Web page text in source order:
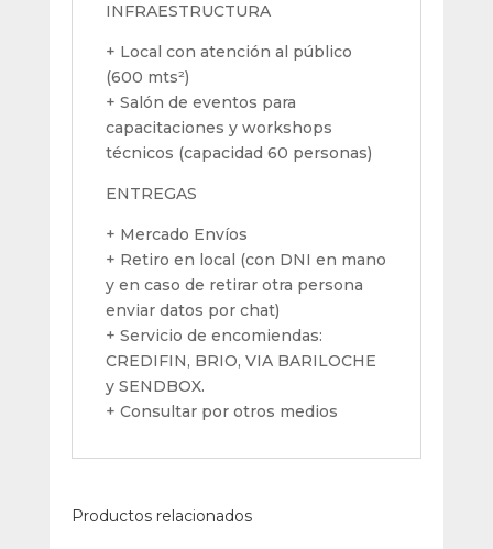
INFRAESTRUCTURA
+ Local con atención al público
(600 mts²)
+ Salón de eventos para
capacitaciones y workshops
técnicos (capacidad 60 personas)
ENTREGAS
+ Mercado Envíos
+ Retiro en local (con DNI en mano
y en caso de retirar otra persona
enviar datos por chat)
+ Servicio de encomiendas:
CREDIFIN, BRIO, VIA BARILOCHE
y SENDBOX.
+ Consultar por otros medios
Productos relacionados